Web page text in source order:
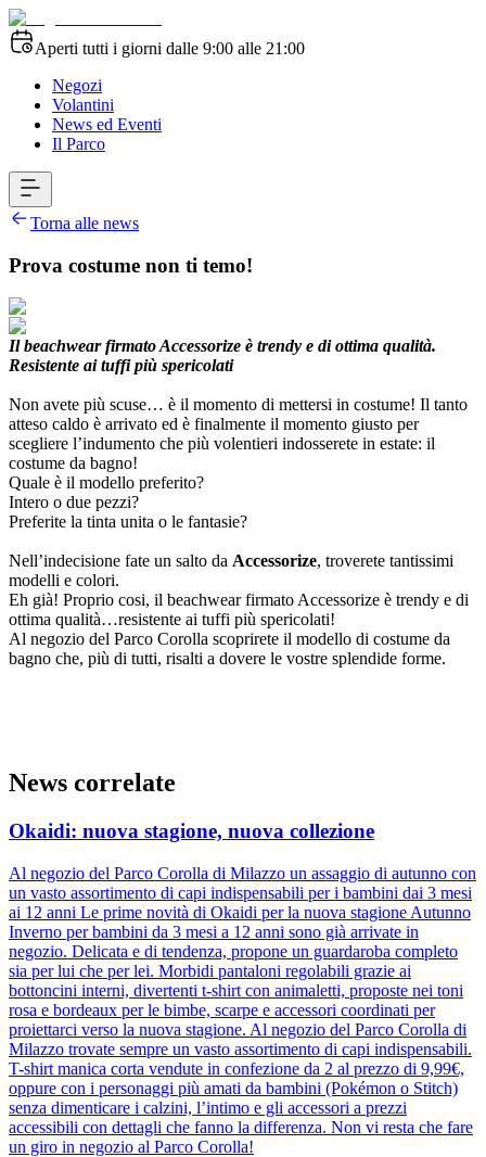
Aperti tutti i giorni dalle 9:00 alle 21:00
Negozi
Volantini
News ed Eventi
Il Parco
Torna alle news
Prova costume non ti temo!
Il beachwear firmato Accessorize è trendy e di ottima qualità.
Resistente ai tuffi più spericolati
Non avete più scuse… è il momento di mettersi in costume! Il tanto
atteso caldo è arrivato ed è finalmente il momento giusto per
scegliere l’indumento che più volentieri indosserete in estate: il
costume da bagno!
Quale è il modello preferito?
Intero o due pezzi?
Preferite la tinta unita o le fantasie?
Nell’indecisione fate un salto da Accessorize, troverete tantissimi
modelli e colori.
Eh già! Proprio cosi, il beachwear firmato Accessorize è trendy e di
ottima qualità…resistente ai tuffi più spericolati!
Al negozio del Parco Corolla scoprirete il modello di costume da
bagno che, più di tutti, risalti a dovere le vostre splendide forme.
News correlate
Okaidi: nuova stagione, nuova collezione
Al negozio del Parco Corolla di Milazzo un assaggio di autunno con
un vasto assortimento di capi indispensabili per i bambini dai 3 mesi
ai 12 anni Le prime novità di Okaidi per la nuova stagione Autunno
Inverno per bambini da 3 mesi a 12 anni sono già arrivate in
negozio. Delicata e di tendenza, propone un guardaroba completo
sia per lui che per lei. Morbidi pantaloni regolabili grazie ai
bottoncini interni, divertenti t-shirt con animaletti, proposte nei toni
rosa e bordeaux per le bimbe, scarpe e accessori coordinati per
proiettarci verso la nuova stagione. Al negozio del Parco Corolla di
Milazzo trovate sempre un vasto assortimento di capi indispensabili.
T-shirt manica corta vendute in confezione da 2 al prezzo di 9,99€,
oppure con i personaggi più amati da bambini (Pokémon o Stitch)
senza dimenticare i calzini, l’intimo e gli accessori a prezzi
accessibili con dettagli che fanno la differenza. Non vi resta che fare
un giro in negozio al Parco Corolla!